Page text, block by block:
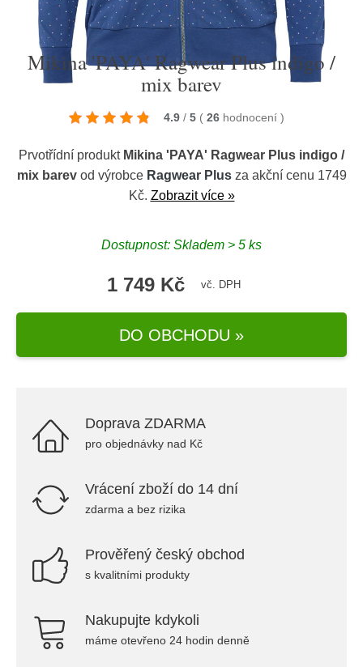
Mikina 'PAYA' Ragwear Plus indigo /
mix barev
4.9 / 5 ( 26 hodnocení )
Prvotřídní produkt Mikina 'PAYA' Ragwear Plus indigo /
mix barevod výrobce Ragwear Plusza akční cenu 1749
Kč. Zobrazit více »
Dostupnost: Skladem > 5 ks
1 749 Kč vč. DPH
DO OBCHODU »
Doprava ZDARMA
pro objednávky nad Kč
Vrácení zboží do 14 dní
zdarma a bez rizika
Prověřený český obchod
s kvalitními produkty
Nakupujte kdykoli
máme otevřeno 24 hodin denně